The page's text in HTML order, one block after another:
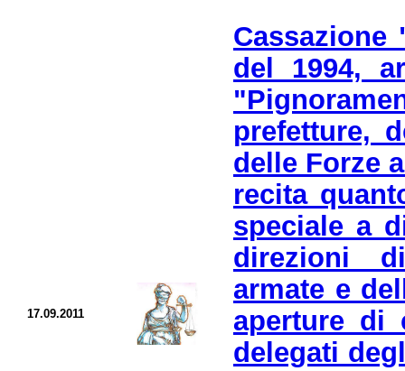
17.09.2011
del 1994,
prefetture,
delle Forze
recita
speciale a
direzioni
armate e
aperture
delegati